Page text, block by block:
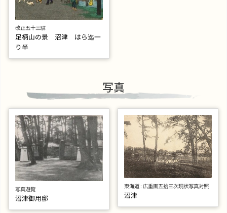
改正五十三驛
足柄山の景 沼津 はら迄一
り半
写真
写真遊覧
沼津御用邸
東海道 : 広重画五拾三次現状写真対照
沼津